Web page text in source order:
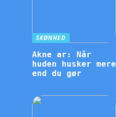
SKØNHED
Akne ar: Når
huden husker mere
end du gør